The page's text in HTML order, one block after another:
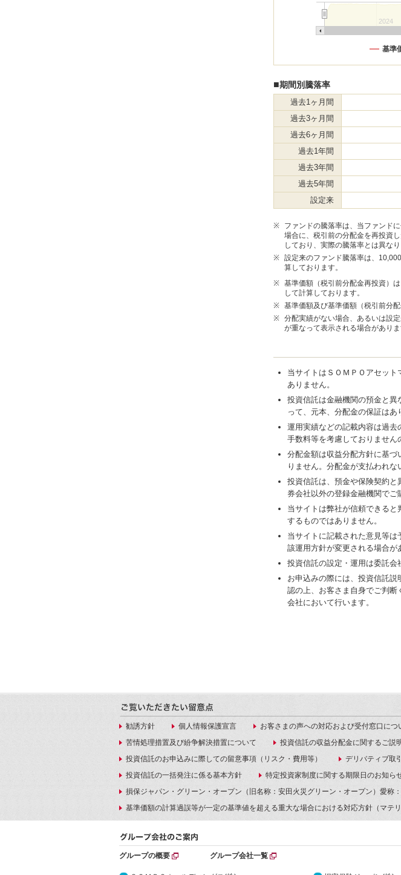
基準
2024
■期間別騰落率
過去1ヶ月間
過去3ヶ月間
過去6ヶ月間
過去1年間
過去3年間
過去5年間
設定来
※
ファンドの騰落率は、当ファンド
場合に、税引前の分配金を再投資
しており、実際の騰落率とは異なり
※ 設定来のファンド騰落率は、
算しております。
※ 基準価額（税引前分配金再投資）
して計算しております。
※ 基準価額及び基準価額（税引前分
※ 分配実績がない場合、あるいは設
が重なって表示される場合がありま
当サイトはＳＯＭＰＯアセッ
ありません。
投資信託は金融機関の預金と
って、元本、分配金の保証はあ
運用実績などの記載内容は過去
手数料等を考慮しておりません
分配金額は収益分配方針に基
りません。分配金が支払われな
投資信託は、預金や保険契約
券会社以外の登録金融機関でご
当サイトは弊社が信頼できる
するものではありません。
当サイトに記載された意見等
該運用方針が変更される場合が
投資信託の設定・運用は委託会
お申込みの際には、投資信託
認の上、お客さま自身でご判
会社において行います。
勧誘方針 個人情報保護宣言
お客さまの声への対応および受付窓口につ
苦情処理措置及び紛争解決措置について
投資信託の収益分配金に関するご説
投資信託のお申込みに際しての留意事項（リスク・費用等）
デリバティブ取
投資信託の一括発注に係る基本方針
特定投資家制度に関する期限日のお知ら
損保ジャパン・グリーン・オープン（旧名称：安田火災グリーン・オープン）愛
基準価額の計算過誤等が一定の基準値を超える重大な場合における対応方針（マテリ
グループの概要 グループ会社一覧